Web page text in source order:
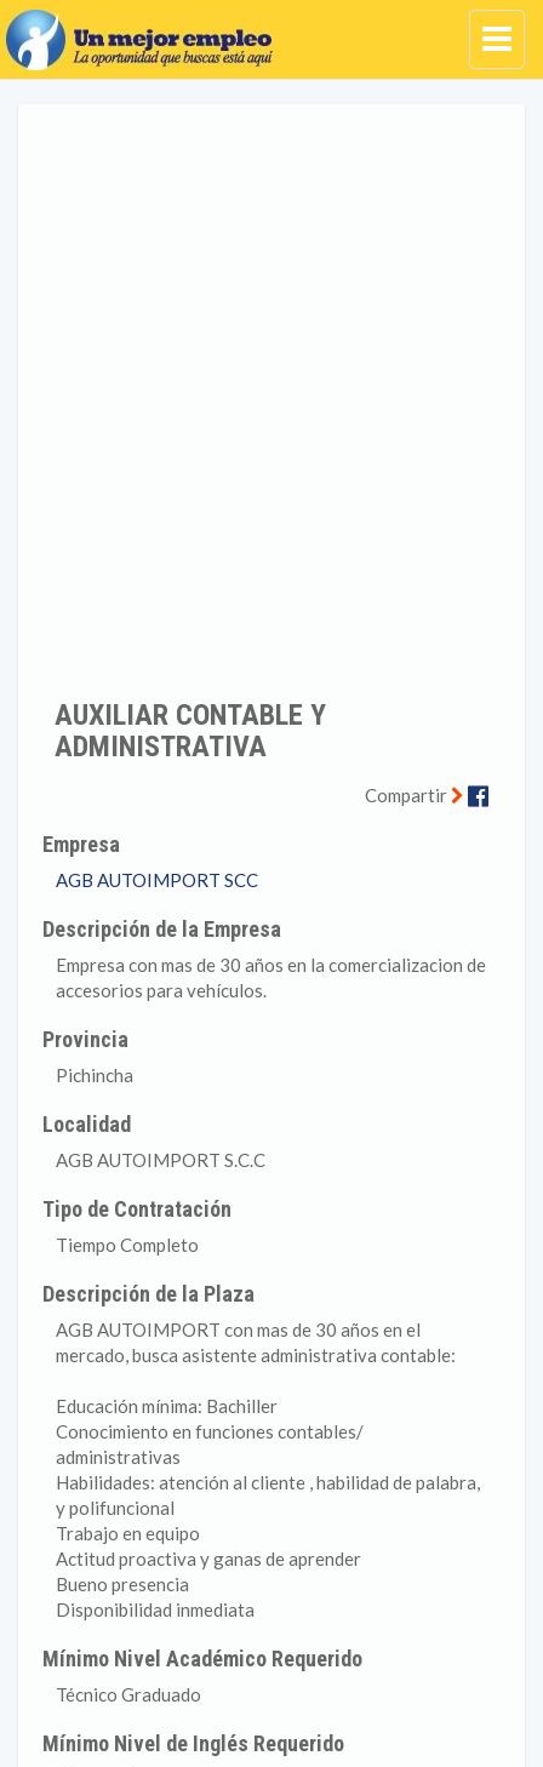
AUXILIAR CONTABLE Y
ADMINISTRATIVA
Compartir
Empresa
AGB AUTOIMPORT SCC
Descripción de la Empresa
Empresa con mas de 30 años en la comercializacion de
accesorios para vehículos.
Provincia
Pichincha
Localidad
AGB AUTOIMPORT S.C.C
Tipo de Contratación
Tiempo Completo
Descripción de la Plaza
AGB AUTOIMPORT con mas de 30 años en el
mercado, busca asistente administrativa contable:
Educación mínima: Bachiller
Conocimiento en funciones contables/
administrativas
Habilidades: atención al cliente , habilidad de palabra,
y polifuncional
Trabajo en equipo
Actitud proactiva y ganas de aprender
Bueno presencia
Disponibilidad inmediata
Mínimo Nivel Académico Requerido
Técnico Graduado
Mínimo Nivel de Inglés Requerido